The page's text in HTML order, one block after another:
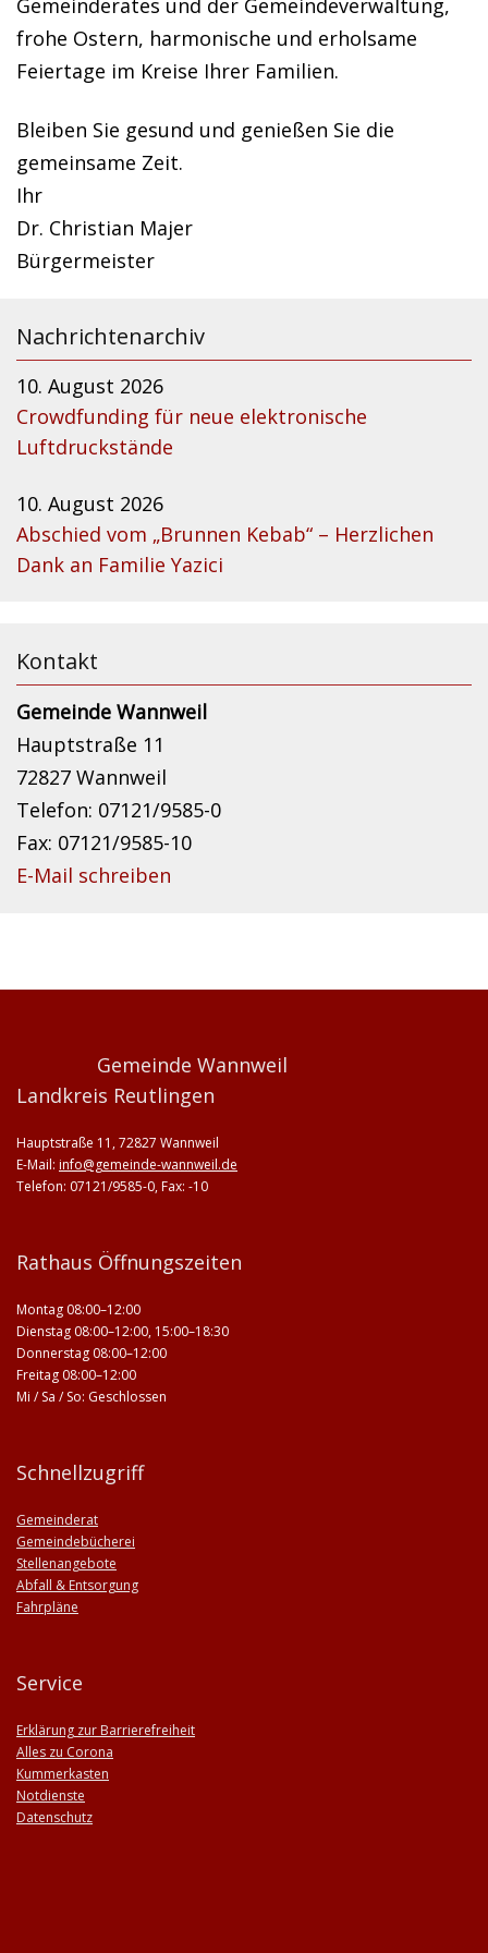
Gemeinderates und der Gemeindeverwaltung,
frohe Ostern, harmonische und erholsame
Feiertage im Kreise Ihrer Familien.
Bleiben Sie gesund und genießen Sie die
gemeinsame Zeit.
Ihr
Dr. Christian Majer
Bürgermeister
Nachrichtenarchiv
10. August 2026
Crowdfunding für neue elektronische
Luftdruckstände
10. August 2026
Abschied vom „Brunnen Kebab“ – Herzlichen
Dank an Familie Yazici
Kontakt
Gemeinde Wannweil
Hauptstraße 11
72827 Wannweil
Telefon: 07121/9585-0
Fax: 07121/9585-10
E-Mail schreiben
Gemeinde Wannweil
Landkreis Reutlingen
Hauptstraße 11, 72827 Wannweil
E-Mail: info@gemeinde-wannweil.de
Telefon: 07121/9585-0, Fax: -10
Rathaus Öffnungszeiten
Montag 08:00–12:00
Dienstag 08:00–12:00, 15:00–18:30
Donnerstag 08:00–12:00
Freitag 08:00–12:00
Mi / Sa / So: Geschlossen
Schnellzugriff
Gemeinderat
Gemeindebücherei
Stellenangebote
Abfall & Entsorgung
Fahrpläne
Service
Erklärung zur Barrierefreiheit
Alles zu Corona
Kummerkasten
Notdienste
Datenschutz